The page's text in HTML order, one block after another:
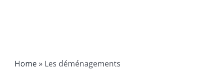
Home» Les déménagements